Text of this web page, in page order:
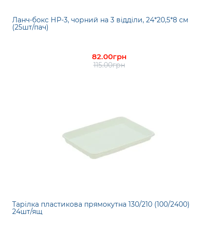
Ланч-бокс НР-3, чорний на 3 відділи, 24*20,5*8 см
(25шт/пач)
82.00грн
115.00грн
Тарілка пластикова прямокутна 130/210 (100/2400)
24шт/ящ